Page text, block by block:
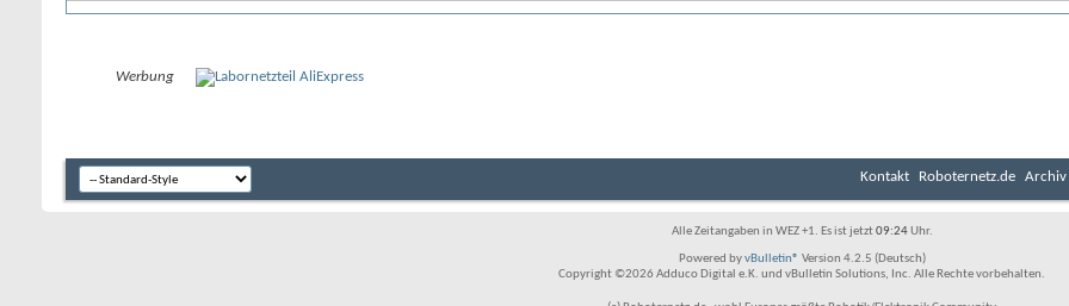
Werbung
Kontakt Roboternetz.de Archiv
Alle Zeitangaben in WEZ +1. Es ist jetzt09:24Uhr.
Powered byvBulletin® Version 4.2.5 (Deutsch)
Copyright ©2026 Adduco Digital e.K. und vBulletin Solutions, Inc. Alle Rechte vorbehalten.